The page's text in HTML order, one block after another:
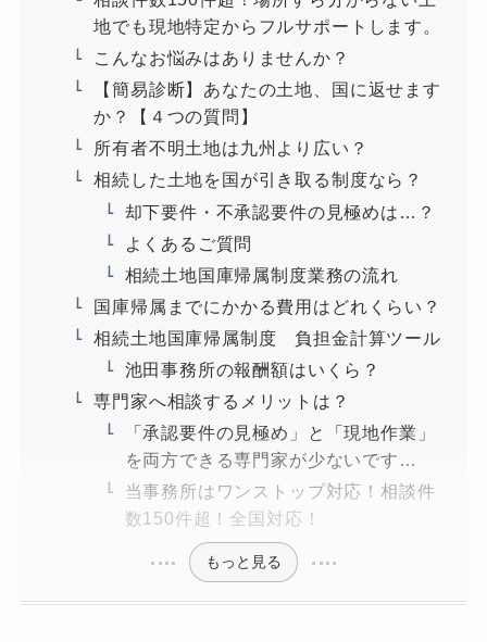
地でも現地特定からフルサポートします。
こんなお悩みはありませんか？
【簡易診断】あなたの土地、国に返せます
か？【４つの質問】
所有者不明土地は九州より広い？
相続した土地を国が引き取る制度なら？
却下要件・不承認要件の見極めは…？
よくあるご質問
相続土地国庫帰属制度業務の流れ
国庫帰属までにかかる費用はどれくらい？
相続土地国庫帰属制度 負担金計算ツール
池田事務所の報酬額はいくら？
専門家へ相談するメリットは？
「承認要件の見極め」と「現地作業」
を両方できる専門家が少ないです…
当事務所はワンストップ対応！相談件
数150件超！全国対応！
もっと見る